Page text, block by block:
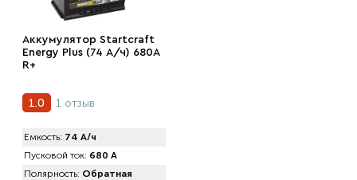
Аккумулятор Startcraft
Energy Plus (74 А/ч) 680A
R+
1.0 1 отзыв
Емкость: 74 А/ч
Пусковой ток: 680 А
Полярность: Обратная